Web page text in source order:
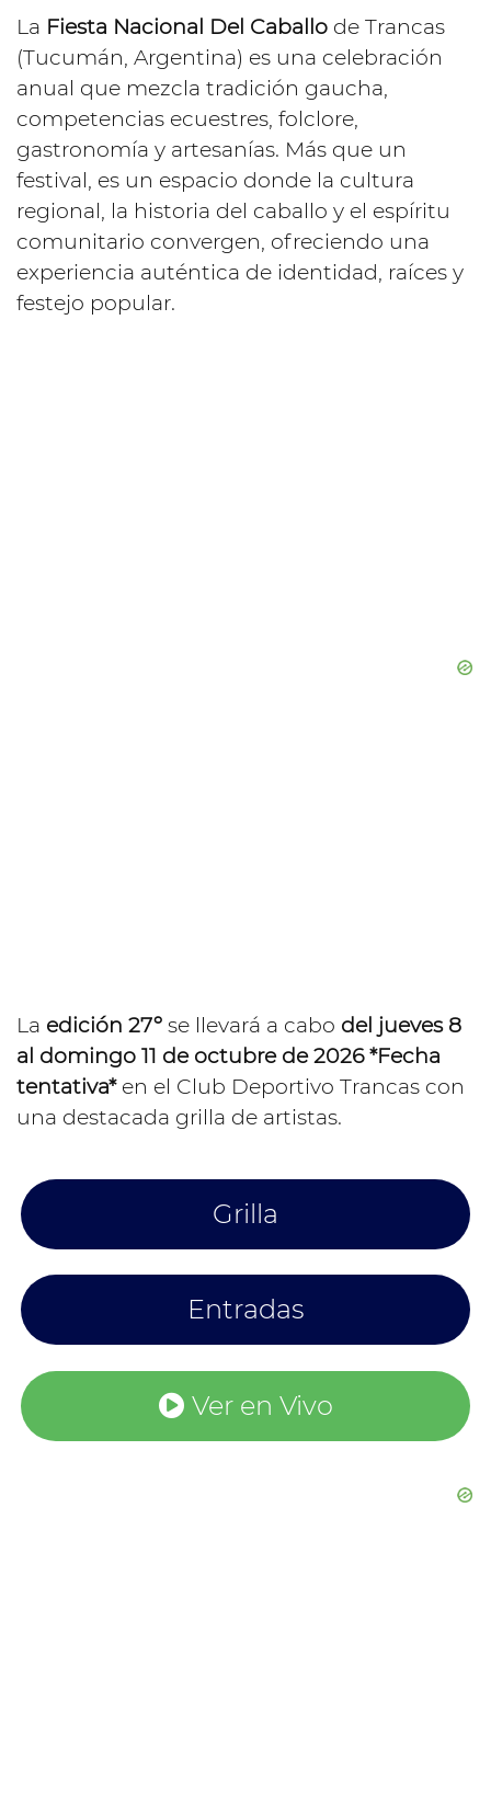
La Fiesta Nacional Del Caballo de Trancas
(Tucumán, Argentina) es una celebración
anual que mezcla tradición gaucha,
competencias ecuestres, folclore,
gastronomía y artesanías. Más que un
festival, es un espacio donde la cultura
regional, la historia del caballo y el espíritu
comunitario convergen, ofreciendo una
experiencia auténtica de identidad, raíces y
festejo popular.
La edición 27º se llevará a cabo del jueves 8
al domingo 11 de octubre de 2026 *Fecha
tentativa*en el Club Deportivo Trancas con
una destacada grilla de artistas.
Grilla
Entradas
Ver en Vivo